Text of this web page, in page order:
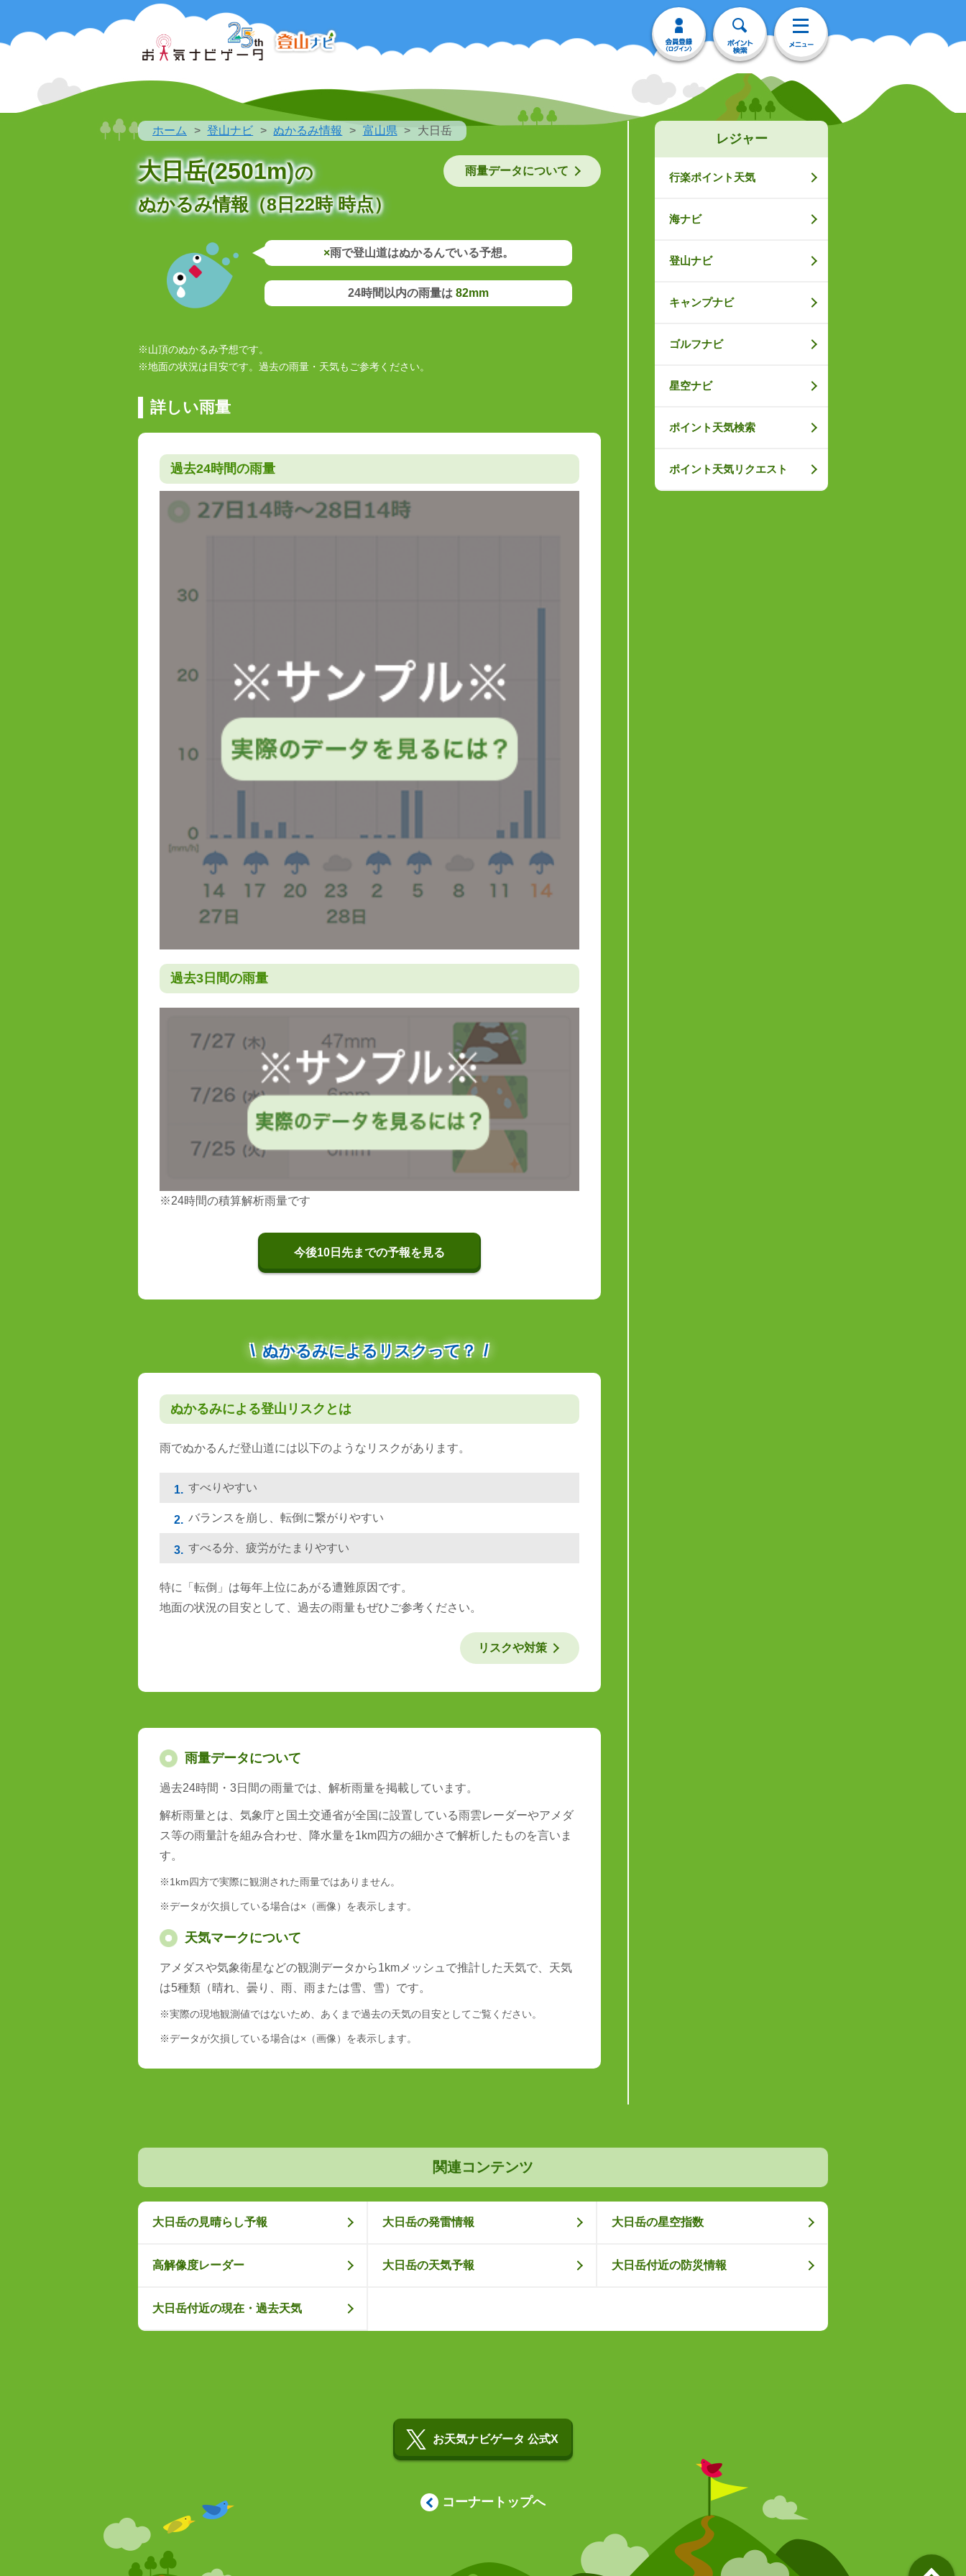
ホーム 登山ナビ ぬかるみ情報 富山県 大日岳
大日岳(2501m)の
ぬかるみ情報（8日22時 時点）
雨量データについて
×雨で登山道はぬかるんでいる予想。
24時間以内の雨量は 82mm
※山頂のぬかるみ予想です。
※地面の状況は目安です。過去の雨量・天気もご参考ください。
詳しい雨量
過去24時間の雨量
過去3日間の雨量
※24時間の積算解析雨量です
今後10日先までの予報を見る
ぬかるみによるリスクって？
ぬかるみによる登山リスクとは
雨でぬかるんだ登山道には以下のようなリスクがあります。
1. すべりやすい
2. バランスを崩し、転倒に繋がりやすい
3. すべる分、疲労がたまりやすい
特に「転倒」は毎年上位にあがる遭難原因です。
地面の状況の目安として、過去の雨量もぜひご参考ください。
リスクや対策
雨量データについて
過去24時間・3日間の雨量では、解析雨量を掲載しています。
解析雨量とは、気象庁と国土交通省が全国に設置している雨雲レーダーやアメダ
ス等の雨量計を組み合わせ、降水量を1km四方の細かさで解析したものを言いま
す。
※1km四方で実際に観測された雨量ではありません。
※データが欠損している場合は×（画像）を表示します。
天気マークについて
アメダスや気象衛星などの観測データから1kmメッシュで推計した天気で、天気
は5種類（晴れ、曇り、雨、雨または雪、雪）です。
※実際の現地観測値ではないため、あくまで過去の天気の目安としてご覧ください。
※データが欠損している場合は×（画像）を表示します。
レジャー
行楽ポイント天気
海ナビ
登山ナビ
キャンプナビ
ゴルフナビ
星空ナビ
ポイント天気検索
ポイント天気リクエスト
関連コンテンツ
大日岳の見晴らし予報 大日岳の発雷情報 大日岳の星空指数
高解像度レーダー 大日岳の天気予報 大日岳付近の防災情報
大日岳付近の現在・過去天気
お天気ナビゲータ 公式X
コーナートップへ